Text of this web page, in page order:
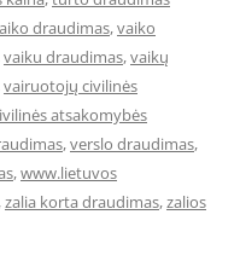
draudimas,vaiko
vaiku draudimas,vaikų
vairuotojų civilinės
atsakomybės
,verslo draudimas,
,www.lietuvos
,zalia korta draudimas,zalios